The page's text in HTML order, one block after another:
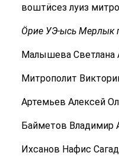
воштӥсез луиз
Ӧрие УЭ-ысь Мерлык
Малышева Светлана
Митрополит
Артемьев Алексей
Байметов Владимир
Ихсанов Нафис